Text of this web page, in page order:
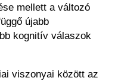
mellett a változó
újabb
kognitív válaszok
viszonyai között az